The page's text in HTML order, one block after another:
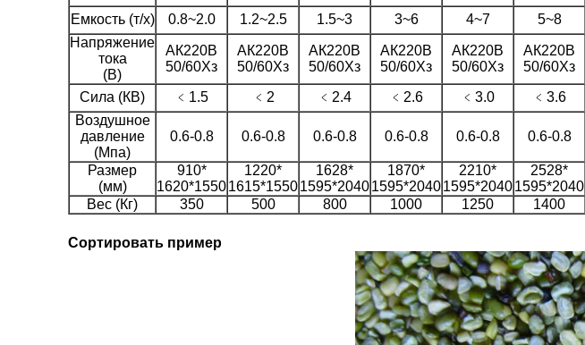
Емкость (т/х)
0.8~2.0 1.2~2.5 1.5~3 3~6 4~7 5~8
Напряжение
тока
(В)
АК220В
50/60Хз
АК220В
50/60Хз
АК220В
50/60Хз
АК220В
50/60Хз
АК220В
50/60Хз
АК220В
50/60Хз
Сила (КВ)
﹤1.5 ﹤2 ﹤2.4 ﹤2.6 ﹤3.0 ﹤3.6
Воздушное
давление
(Мпа)
0.6-0.8 0.6-0.8 0.6-0.8 0.6-0.8 0.6-0.8 0.6-0.8
Размер
(мм)
910*
1620*1550
1220*
1615*1550
1628*
1595*2040
1870*
1595*2040
2210*
1595*2040
2528*
1595*2040
Вес (Кг)
350 500 800 1000 1250 1400
Сортировать пример